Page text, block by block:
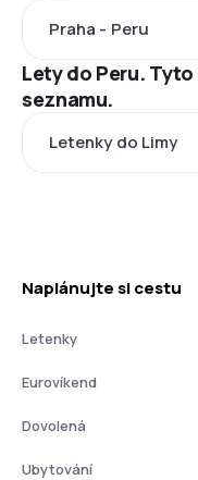
Praha - Peru
Lety do Peru.
seznamu.
Letenky do Limy
Naplánujte si cestu
Letenky
Eurovíkend
Dovolená
Ubytování